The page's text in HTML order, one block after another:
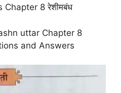
8 रेशीमबंध
uttar Chapter 8
and Answers